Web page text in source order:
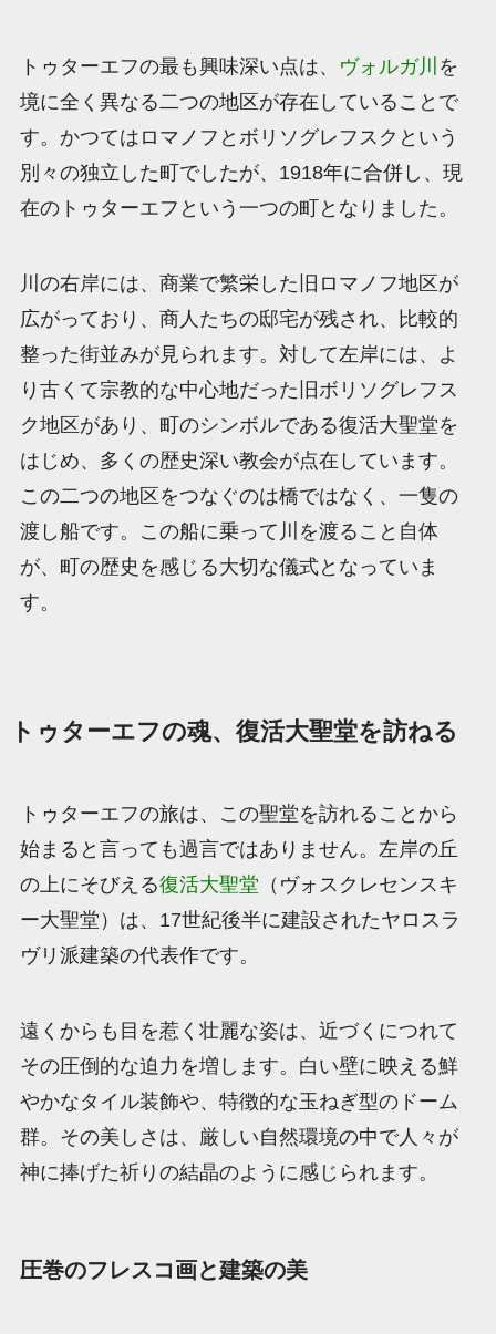
トゥターエフの最も興味深い点は、 ヴォルガ川 を
境に全く異なる二つの地区が存在していることで
す。かつてはロマノフとボリソグレフスクという
別々の独立した町でしたが、1918年に合併し、現
在のトゥターエフという一つの町となりました。
川の右岸には、商業で繁栄した旧ロマノフ地区が
広がっており、商人たちの邸宅が残され、比較的
整った街並みが見られます。対して左岸には、よ
り古くて宗教的な中心地だった旧ボリソグレフス
ク地区があり、町のシンボルである復活大聖堂を
はじめ、多くの歴史深い教会が点在しています。
この二つの地区をつなぐのは橋ではなく、一隻の
渡し船です。この船に乗って川を渡ること自体
が、町の歴史を感じる大切な儀式となっていま
す。
トゥターエフの魂、復活大聖堂を訪ねる
トゥターエフの旅は、この聖堂を訪れることから
始まると言っても過言ではありません。左岸の丘
の上にそびえる復活大聖堂 （ヴォスクレセンスキ
ー大聖堂）は、17世紀後半に建設されたヤロスラ
ヴリ派建築の代表作です。
遠くからも目を惹く壮麗な姿は、近づくにつれて
その圧倒的な迫力を増します。白い壁に映える鮮
やかなタイル装飾や、特徴的な玉ねぎ型のドーム
群。その美しさは、厳しい自然環境の中で人々が
神に捧げた祈りの結晶のように感じられます。
圧巻のフレスコ画と建築の美